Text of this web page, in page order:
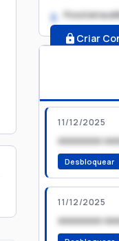
2. Possível
Criar
11/12/2025
xxxxxxxx
Desbloquear
11/12/2025
xxxxxxxx